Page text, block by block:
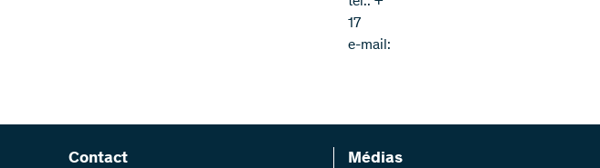
17
e-mail:
Contact Médias